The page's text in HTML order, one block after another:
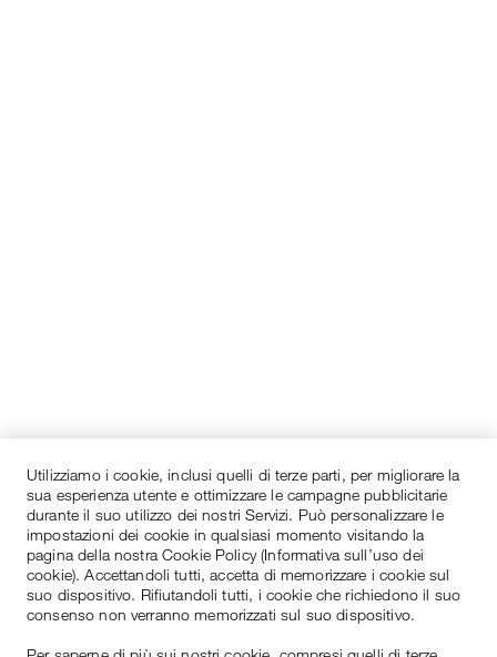
Utilizziamo i cookie, inclusi quelli di terze parti, per migliorare la
sua esperienza utente e ottimizzare le campagne pubblicitarie
durante il suo utilizzo dei nostri Servizi. Può personalizzare le
impostazioni dei cookie in qualsiasi momento visitando la
pagina della nostra Cookie Policy (Informativa sull’uso dei
cookie). Accettandoli tutti, accetta di memorizzare i cookie sul
suo dispositivo. Rifiutandoli tutti, i cookie che richiedono il suo
consenso non verranno memorizzati sul suo dispositivo.